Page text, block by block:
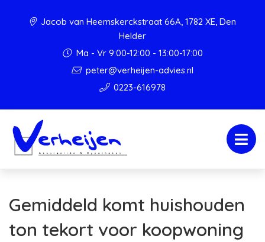
Jacob van Heemskerckstraat 66A, 1782 XE, Den
Helder
Ma - Vr 9:00-12:00 - 13:00-17:00
peter@verheijen-advies.nl
0223-616978
Gemiddeld komt huishouden
ton tekort voor koopwoning